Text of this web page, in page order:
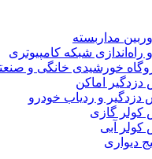
مداربسته
شبکه کامپیوتری
خورشیدی خانگی و
اماکن
و ردیاب خودرو
گازی
آبی
دیواری